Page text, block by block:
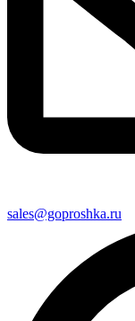
sales@goproshka.ru